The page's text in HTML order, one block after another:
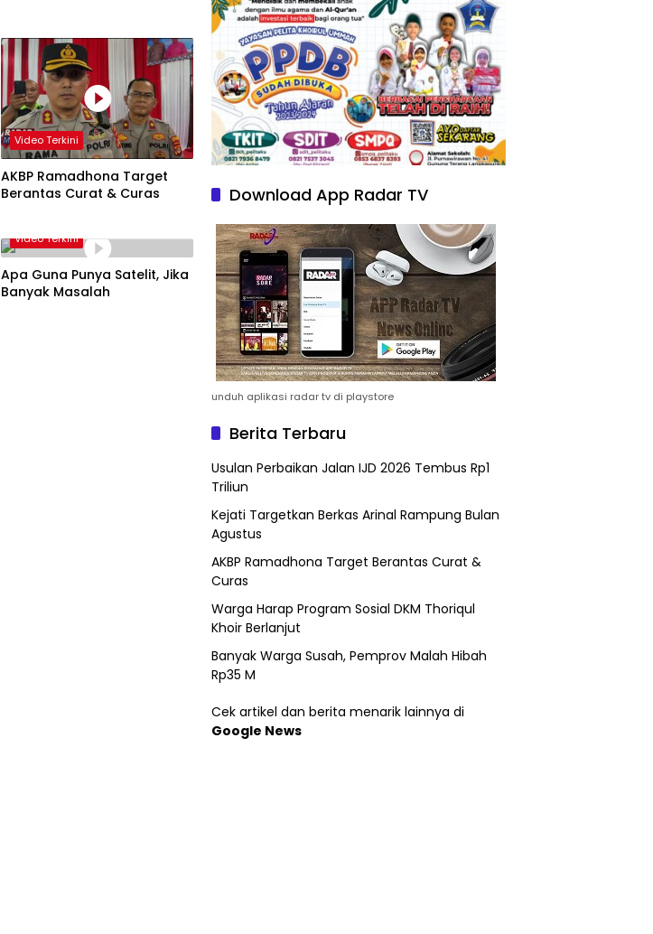
Video Terkini
AKBP Ramadhona Target
Berantas Curat & Curas
Video Terkini
Apa Guna Punya Satelit, Jika
Banyak Masalah
Download App Radar TV
unduh aplikasi radar tv di playstore
Berita Terbaru
Usulan Perbaikan Jalan IJD 2026 Tembus Rp1
Triliun
Kejati Targetkan Berkas Arinal Rampung Bulan
Agustus
AKBP Ramadhona Target Berantas Curat &
Curas
Warga Harap Program Sosial DKM Thoriqul
Khoir Berlanjut
Banyak Warga Susah, Pemprov Malah Hibah
Rp35 M
Cek artikel dan berita menarik lainnya di
Google News